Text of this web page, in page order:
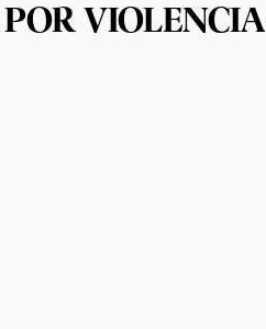
POR VIOLENCIA